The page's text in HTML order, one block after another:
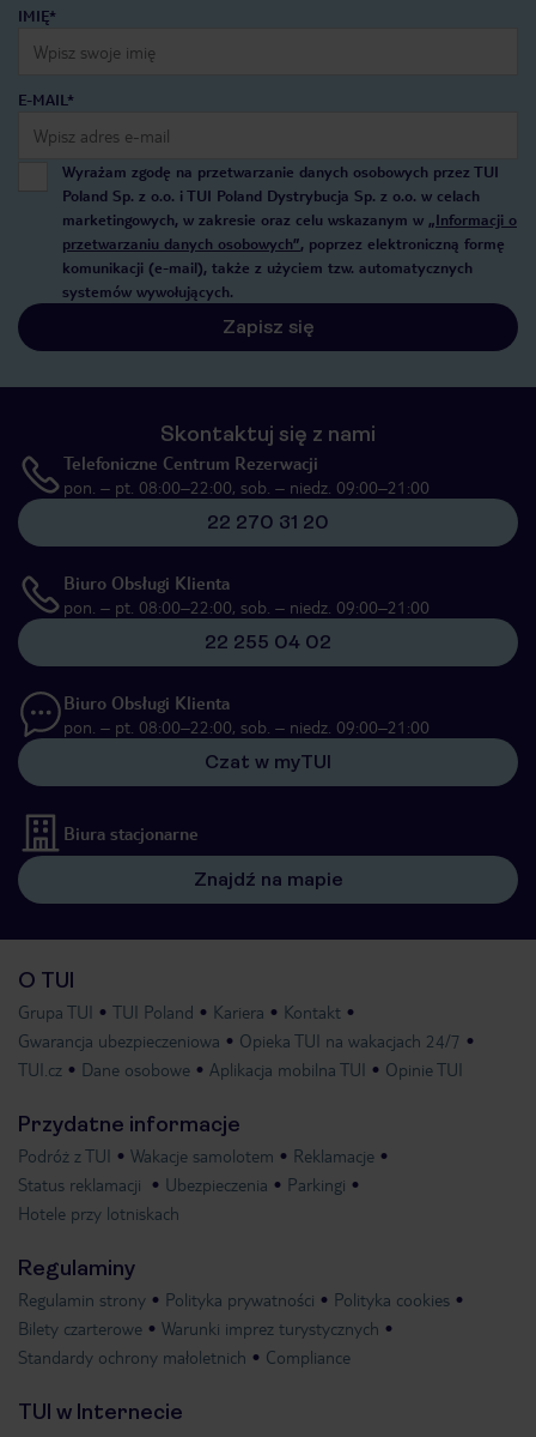
IMIĘ*
E-MAIL*
Wyrażam zgodę na przetwarzanie danych osobowych przez TUI
Poland Sp. z o.o. i TUI Poland Dystrybucja Sp. z o.o. w celach
marketingowych, w zakresie oraz celu wskazanym w „Informacji o
przetwarzaniu danych osobowych”, poprzez elektroniczną formę
komunikacji (e-mail), także z użyciem tzw. automatycznych
systemów wywołujących.
Zapisz się
Skontaktuj się z nami
Telefoniczne Centrum Rezerwacji
pon. – pt. 08:00–22:00, sob. – niedz. 09:00–21:00
22 270 31 20
Biuro Obsługi Klienta
pon. – pt. 08:00–22:00, sob. – niedz. 09:00–21:00
22 255 04 02
Biuro Obsługi Klienta
pon. – pt. 08:00–22:00, sob. – niedz. 09:00–21:00
Czat w myTUI
Biura stacjonarne
Znajdź na mapie
O TUI
Grupa TUI TUI Poland Kariera
Kontakt
Gwarancja ubezpieczeniowa
Opieka TUI na wakacjach 24/7
TUI.cz
Dane osobowe Aplikacja mobilna TUI Opinie TUI
Przydatne informacje
Podróż z TUI Wakacje samolotem
Reklamacje
Status reklamacji
Ubezpieczenia
Parkingi
Hotele przy lotniskach
Regulaminy
Regulamin strony Polityka prywatności
Polityka cookies
Bilety czarterowe
Warunki imprez turystycznych
Standardy ochrony małoletnich
Compliance
TUI w Internecie